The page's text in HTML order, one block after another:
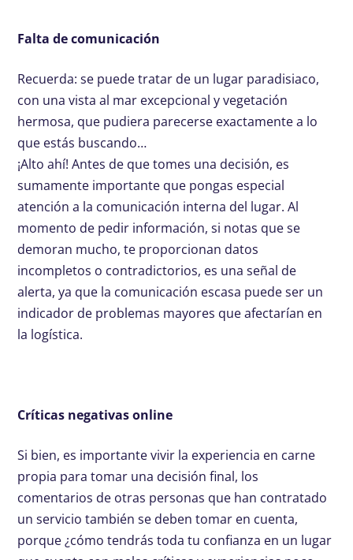
Falta de comunicación
Recuerda: se puede tratar de un lugar paradisiaco,
con una vista al mar excepcional y vegetación
hermosa, que pudiera parecerse exactamente a lo
que estás buscando…
¡Alto ahí! Antes de que tomes una decisión, es
sumamente importante que pongas especial
atención a la comunicación interna del lugar. Al
momento de pedir información, si notas que se
demoran mucho, te proporcionan datos
incompletos o contradictorios, es una señal de
alerta, ya que la comunicación escasa puede ser un
indicador de problemas mayores que afectarían en
la logística.
Críticas negativas online
Si bien, es importante vivir la experiencia en carne
propia para tomar una decisión final, los
comentarios de otras personas que han contratado
un servicio también se deben tomar en cuenta,
porque ¿cómo tendrás toda tu confianza en un lugar